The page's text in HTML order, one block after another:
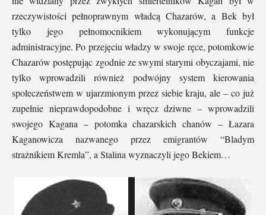
rzeczywistości pełnoprawnym władcą Chazarów, a Bek był
tylko jego pełnomocnikiem wykonującym funkcje
administracyjne. Po przejęciu władzy w swoje ręce, potomkowie
Chazarów postępując zgodnie ze swymi starymi obyczajami, nie
tylko wprowadzili również podwójny system kierowania
społeczeństwem w ujarzmionym przez siebie kraju, ale – co już
zupełnie nieprawdopodobne i wręcz dziwne – wprowadzili
swojego Kagana – potomka chazarskich chanów – Łazara
Kaganowicza nazwanego przez emigrantów “Bladym
strażnikiem Kremla”, a Stalina wyznaczyli jego Bekiem…